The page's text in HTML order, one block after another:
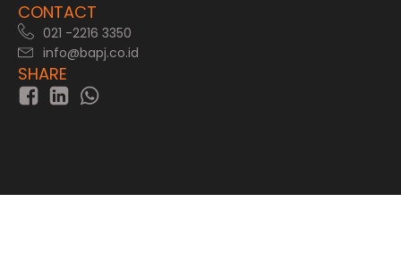
CONTACT
021 -2216 3350
info@bapj.co.id
SHARE